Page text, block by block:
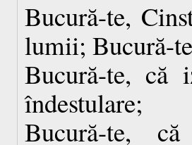
Bucură-te,
lumii; Bucură-
Bucură-te, că
îndestulare;
Bucură-te,